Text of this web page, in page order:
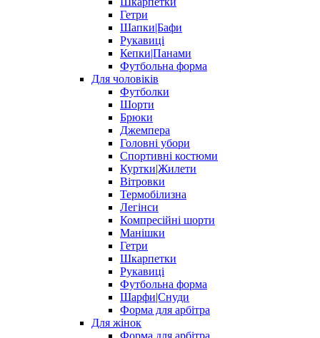
Гетри
Шапки|Бафи
Рукавиці
Кепки|Панами
Футбольна форма
Для чоловіків
Футболки
Шорти
Брюки
Джемпера
Головні убори
Спортивні костюми
Куртки|Жилети
Вітровки
Термобілизна
Легінси
Компресійні шорти
Манішки
Гетри
Шкарпетки
Рукавиці
Футбольна форма
Шарфи|Снуди
Форма для арбітра
Для жінок
Форма для арбітра